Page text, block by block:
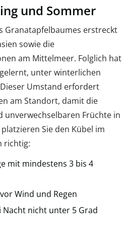
und Sommer
Granatapfelbaumes erstreckt
sowie die
am Mittelmeer. Folglich hat
unter winterlichen
Umstand erfordert
am Standort, damit die
Früchte in
Sie den Kübel im
richtig:
mit mindestens 3 bis 4
Wind und Regen
nicht unter 5 Grad